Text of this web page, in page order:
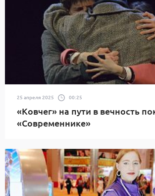
25 апреля 2025 00:25
«Ковчег» на пути в вечность
«Современнике»